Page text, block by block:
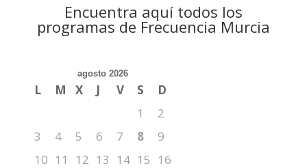
Encuentra aquí todos los
programas de Frecuencia Murcia
agosto 2026
L M X J V S
D
1
2
3
4 5 6 7 8
9
10 11 12 13 14 15
16